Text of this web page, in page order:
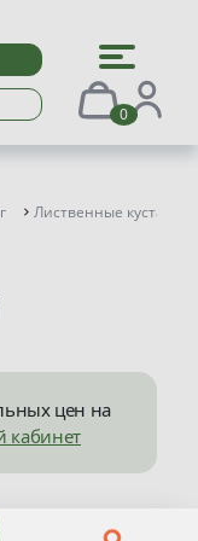
0
Лиственные
цен на